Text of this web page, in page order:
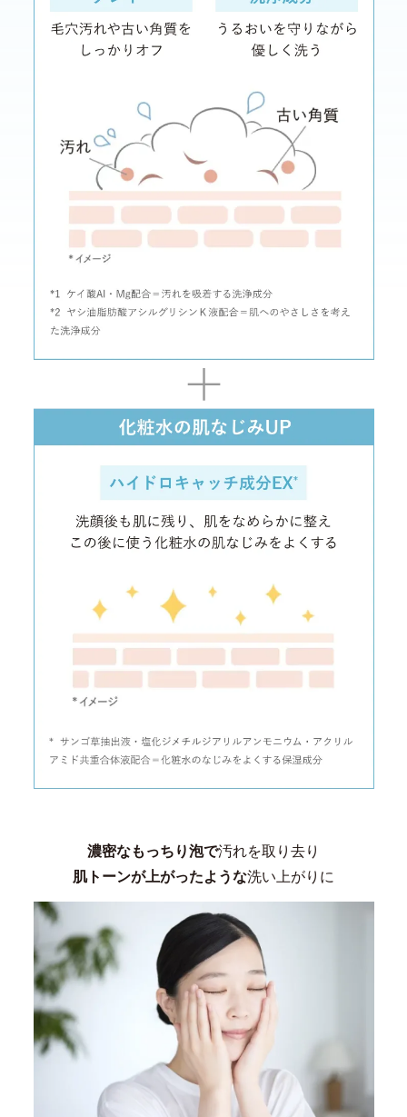
濃密なもっちり泡で汚れを取り去り
肌トーンが上がったような洗い上がりに